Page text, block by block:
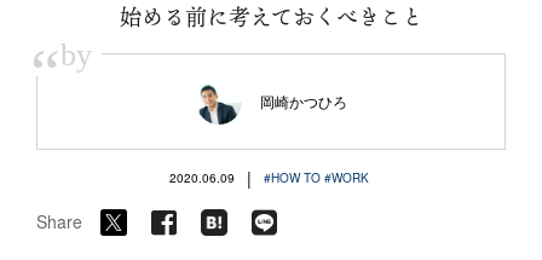
始める前に考えておくべきこと
“by
岡崎かつひろ
2020.06.09 | #HOW TO #WORK
Share